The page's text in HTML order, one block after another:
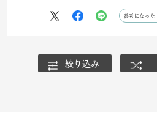
参考になった
絞り込み